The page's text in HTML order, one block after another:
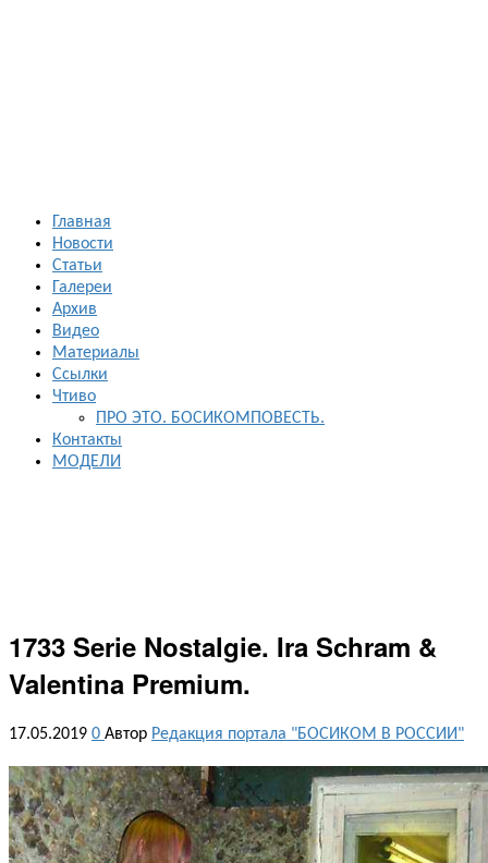
Главная
Новости
Статьи
Галереи
Архив
Видео
Материалы
Ссылки
Чтиво
ПРО ЭТО. БОСИКОМПОВЕСТЬ.
Контакты
МОДЕЛИ
1733 Serie Nostalgie. Ira Schram &
Valentina Premium.
17.05.2019 0 Автор Редакция портала "БОСИКОМ В РОССИИ"